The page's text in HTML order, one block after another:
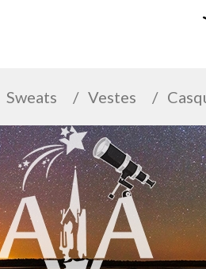
Sweats Vestes